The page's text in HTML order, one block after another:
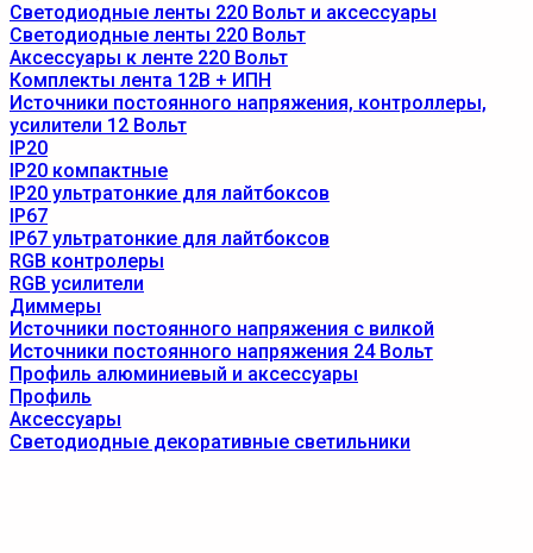
Светодиодные ленты 220 Вольт и аксессуары
Светодиодные ленты 220 Вольт
Аксессуары к ленте 220 Вольт
Комплекты лента 12В + ИПН
Источники постоянного напряжения, контроллеры,
усилители 12 Вольт
IP20
IP20 компактные
IP20 ультратонкие для лайтбоксов
IP67
IP67 ультратонкие для лайтбоксов
RGB контролеры
RGB усилители
Диммеры
Источники постоянного напряжения с вилкой
Источники постоянного напряжения 24 Вольт
Профиль алюминиевый и аксессуары
Профиль
Аксессуары
Светодиодные декоративные светильники